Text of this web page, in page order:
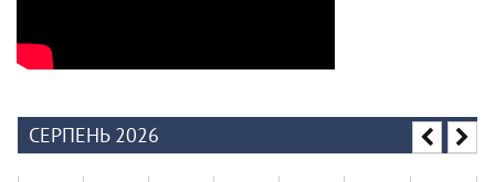
СЕРПЕНЬ 2026